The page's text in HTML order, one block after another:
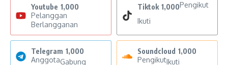
Youtube 1,000
Pelanggan
Berlangganan
Tiktok 1,000Pengikut
Ikuti
Telegram 1,000
AnggotaGabung
Soundcloud 1,000
PengikutIkuti